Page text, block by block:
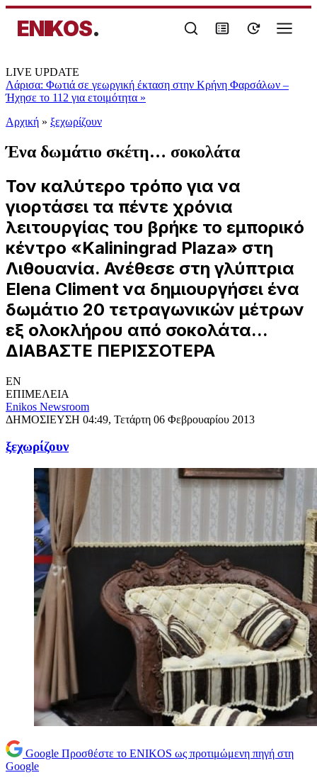
ENIKOS.
LIVE UPDATE
Λάρισα: Φωτιά σε γεωργική έκταση στην Κρήνη Φαρσάλων –
Ήχησε το 112 για ετοιμότητα »
Αρχική » ξεχωρίζουν
Ένα δωμάτιο σκέτη… σοκολάτα
Τον καλύτερο τρόπο για να
γιορτάσει τα πέντε χρόνια
λειτουργίας του βρήκε το εμπορικό
κέντρο «Kaliningrad Plaza» στη
Λιθουανία. Ανέθεσε στη γλύπτρια
Elena Climent να δημιουργήσει ένα
δωμάτιο 20 τετραγωνικών μέτρων
εξ ολοκλήρου από σοκολάτα...
ΔΙΑΒΑΣΤΕ ΠΕΡΙΣΣΟΤΕΡΑ
EN
ΕΠΙΜΕΛΕΙΑ
Enikos Newsroom
ΔΗΜΟΣΙΕΥΣΗ 04:49, Τετάρτη 06 Φεβρουαρίου 2013
ξεχωρίζουν
Google Προσθέστε το ENIKOS ως προτιμώμενη πηγή στη
Google